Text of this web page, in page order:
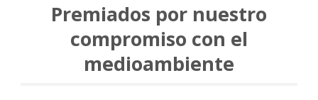
Premiados por nuestro
compromiso con el
medioambiente